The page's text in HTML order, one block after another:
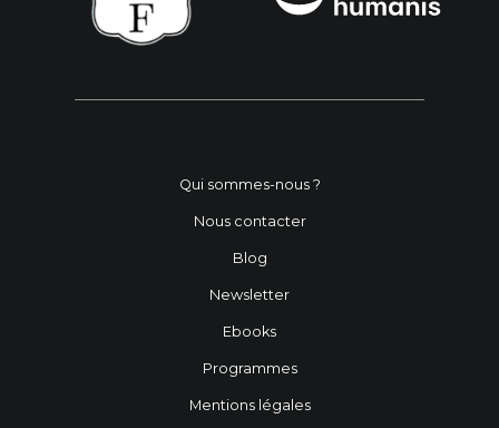
Qui sommes-nous ?
Nous contacter
Blog
Newsletter
Ebooks
Programmes
Mentions légales